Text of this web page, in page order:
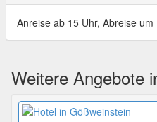
Anreise ab 15 Uhr, Abreise um
Weitere Angebote